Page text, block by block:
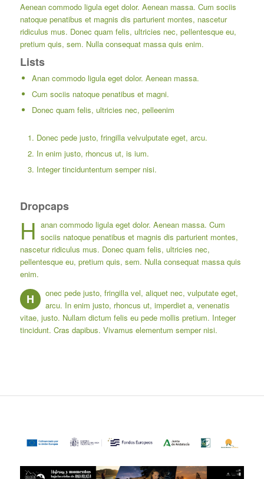
Aenean commodo ligula eget dolor. Aenean massa. Cum sociis
natoque penatibus et magnis dis parturient montes, nascetur
ridiculus mus. Donec quam felis, ultricies nec, pellentesque eu,
pretium quis, sem. Nulla consequat massa quis enim.
Lists
Anan commodo ligula eget dolor. Aenean massa.
Cum sociis natoque penatibus et magni.
Donec quam felis, ultricies nec, pelleenim
Donec pede justo, fringilla velvulputate eget, arcu.
In enim justo, rhoncus ut, is ium.
Integer tinciduntentum semper nisi.
Dropcaps
H anan commodo ligula eget dolor. Aenean massa. Cum
sociis natoque penatibus et magnis dis parturient montes,
nascetur ridiculus mus. Donec quam felis, ultricies nec,
pellentesque eu, pretium quis, sem. Nulla consequat massa quis
enim.
H
onec pede justo, fringilla vel, aliquet nec, vulputate eget,
arcu. In enim justo, rhoncus ut, imperdiet a, venenatis
vitae, justo. Nullam dictum felis eu pede mollis pretium. Integer
tincidunt. Cras dapibus. Vivamus elementum semper nisi.